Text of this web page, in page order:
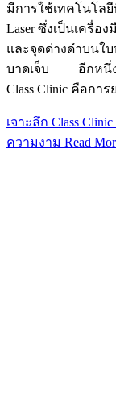
มีการใช้เทคโนโล
Laser ซึ่งเป็นเครื่อ
และจุดด่างดำบนใ
บาดเจ็บ อีกหนึ่ง
Class Clinic คือก
เจาะลึก Class
ความงาม Read